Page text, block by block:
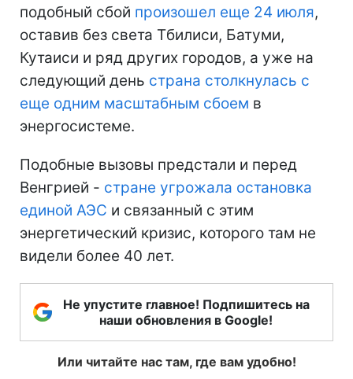
подобный сбой произошел еще 24 июля,
оставив без света Тбилиси, Батуми,
Кутаиси и ряд других городов, а уже на
следующий день страна столкнулась с
еще одним масштабным сбоем в
энергосистеме.
Подобные вызовы предстали и перед
Венгрией - стране угрожала остановка
единой АЭС и связанный с этим
энергетический кризис, которого там не
видели более 40 лет.
Не упустите главное! Подпишитесь на
наши обновления в Google!
Или читайте нас там, где вам удобно!